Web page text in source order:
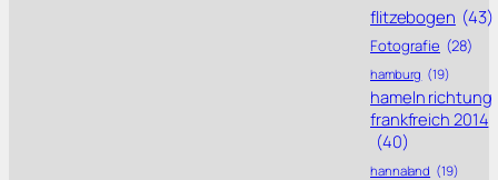
flitzebogen (43)
Fotografie (28)
hamburg (19)
hameln richtung
frankfreich 2014
(40)
hannaland (19)